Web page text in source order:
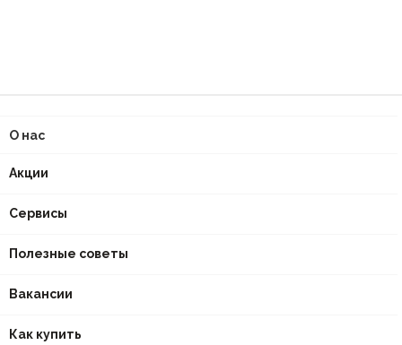
О нас
Акции
Сервисы
Полезные советы
Вакансии
Как купить